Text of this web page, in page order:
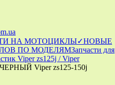
НА МОТОЦИКЛЫ✓НОВЫЕ
ПО МОДЕЛЯМЗапчасти для
Viper zs125j / Viper
Viper zs125-150j